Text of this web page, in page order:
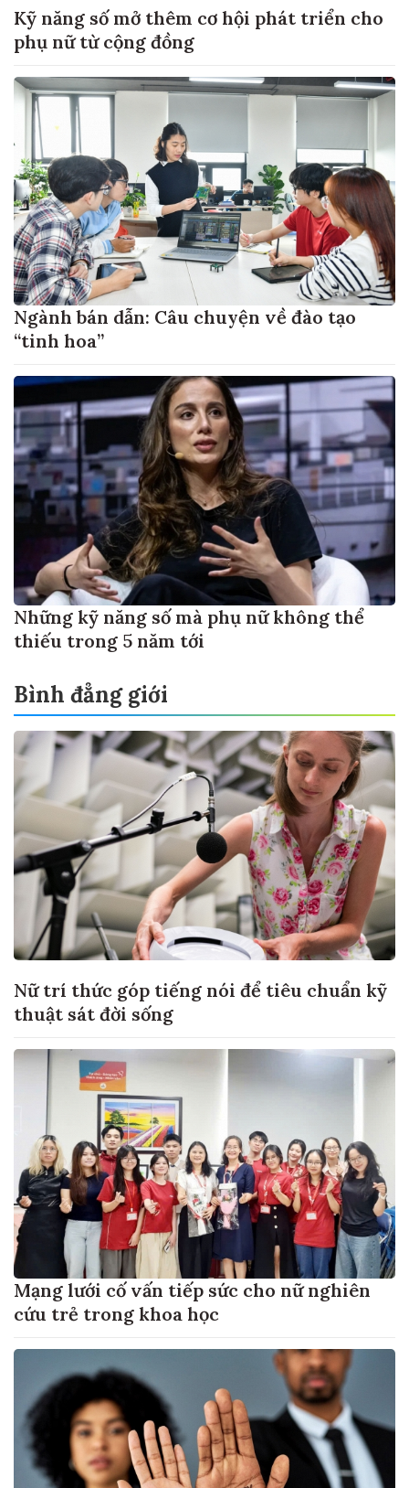
Kỹ năng số mở thêm cơ hội phát triển cho
phụ nữ từ cộng đồng
Ngành bán dẫn: Câu chuyện về đào tạo
“tinh hoa”
Những kỹ năng số mà phụ nữ không thể
thiếu trong 5 năm tới
Bình đẳng giới
Nữ trí thức góp tiếng nói để tiêu chuẩn kỹ
thuật sát đời sống
Mạng lưới cố vấn tiếp sức cho nữ nghiên
cứu trẻ trong khoa học